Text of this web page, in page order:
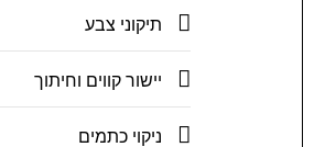
תיקוני צבע
יישור קווים וחיתוך
ניקוי כתמים